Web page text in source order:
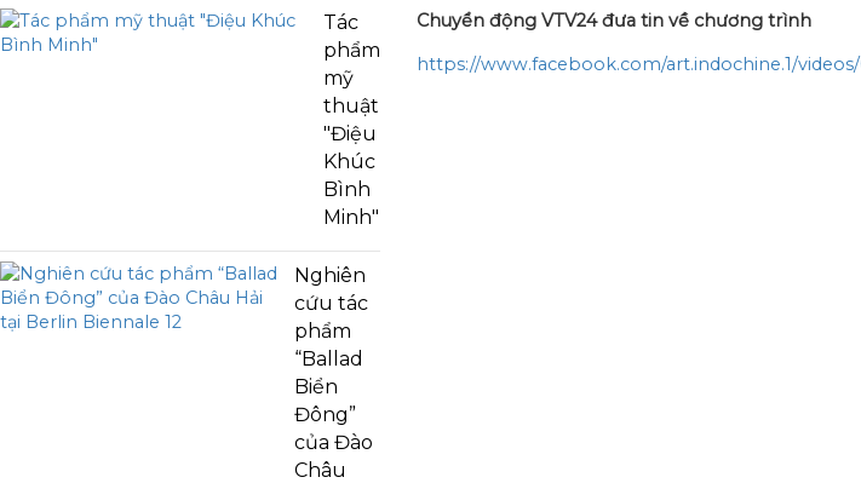
Tác
phẩm
mỹ
thuật
"Điệu
Khúc
Bình
Minh"
Nghiên
cứu tác
phẩm
“Ballad
Biển
Đông”
của Đào
Châu
Chuyển động VTV24 đưa tin về chương trình
https://www.facebook.com/art.indochine.1/